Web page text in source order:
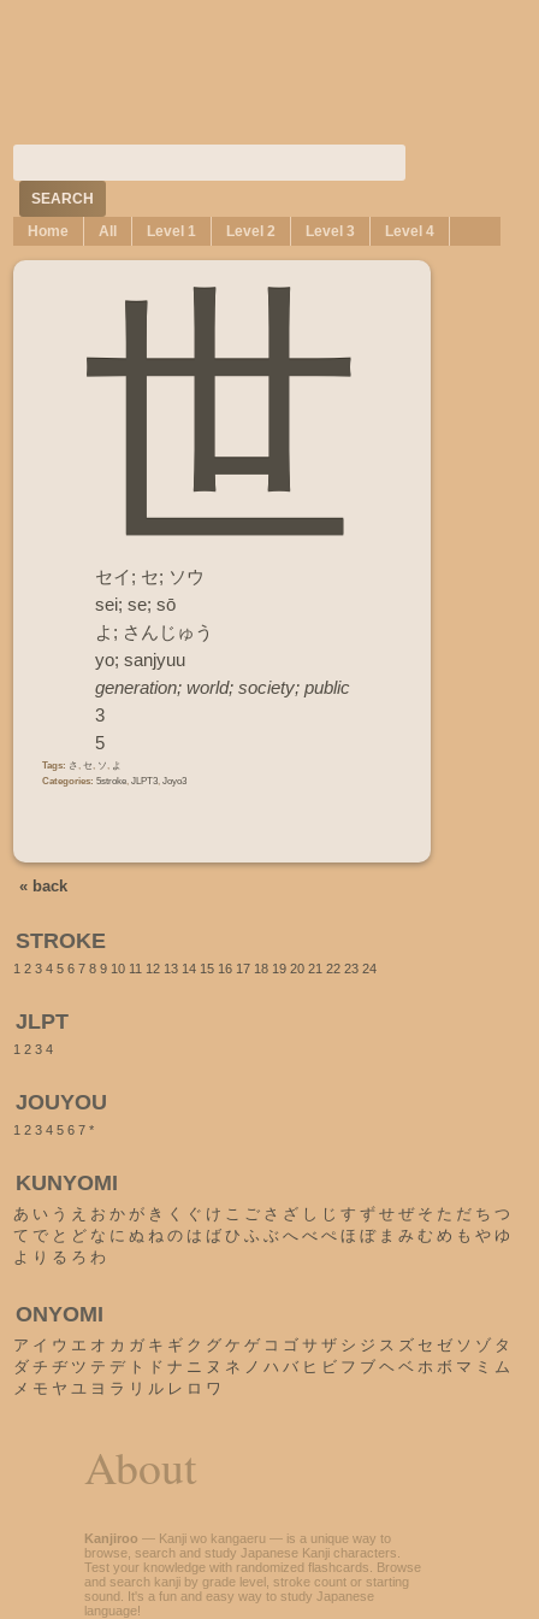
Home All Level 1 Level 2 Level 3 Level 4
世
セイ; セ; ソウ
sei; se; sō
よ; さんじゅう
yo; sanjyuu
generation; world; society; public
3
5
Tags: さ ,セ ソ
よ
Categories:5stroke ,JLPT3 ,Joyo3
« back
STROKE
1 2 3 4 5 6 7 8 9 10 11 12 13 14 15 16 17 18 19 20 21 22 23 24
JLPT
1 2 3 4
JOUYOU
1 2 3 4 5 6 7 *
KUNYOMI
あ い う え お か が き く ぐ け こ ご さ ざ し じ す ず せ ぜ そ た だ ち つ
て で と ど な に ぬ ね の は ば ひ ふ ぶ へ べ ぺ ほ ぼ ま み む め も や ゆ
よ り る ろ わ
ONYOMI
ア イ ウ エ オ カ ガ キ ギ ク グ ケ ゲ コ ゴ サ ザ シ ジ ス ズ セ ゼ ソ ゾ タ
ダ チ ヂ ツ テ デ ト ド ナ ニ ヌ ネ ノ ハ バ ヒ ビ フ ブ ヘ ベ ホ ボ マ ミ ム
メ モ ヤ ユ ヨ ラ リ ル レ ロ ワ
About
Kanjiroo — Kanji wo kangaeru — is a unique way to
browse, search and study Japanese Kanji characters.
Test your knowledge with randomized flashcards. Browse
and search kanji by grade level, stroke count or starting
sound. It's a fun and easy way to study Japanese
language!